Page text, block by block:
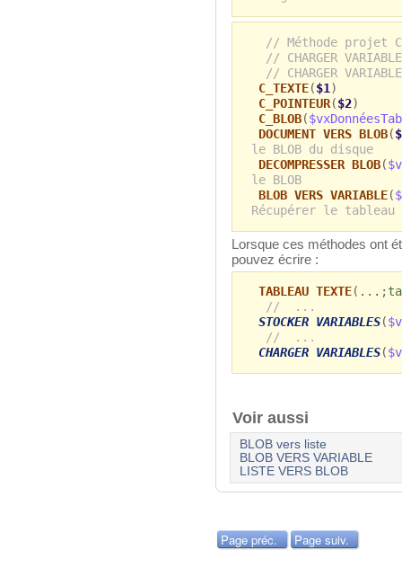
// Méthode projet
// CHARGER
// CHARGER
C_TEXTE($1 )
C_POINTEUR($2)
C_BLOB(
DOCUMENT VERS BLOB(
le BLOB du disque
DECOMPRESSER BLOB(
le BLOB
BLOB VERS VARIABLE(
Récupérer le tableau
Lorsque ces méthodes ont
pouvez écrire :
TABLEAU TEXTE( . . . ;
// ...
STOCKER VARIABLES(
// ...
CHARGER VARIABLES(
Voir aussi
BLOB vers liste
BLOB VERS VARIABLE
LISTE VERS BLOB
Page préc. Page suiv.